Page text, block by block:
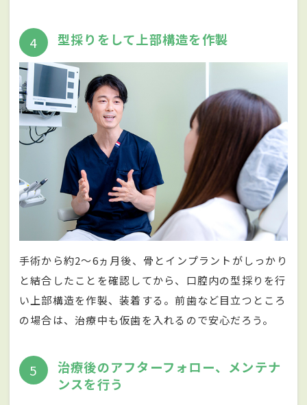
4 型採りをして上部構造を作製
手術から約2～6ヵ月後、骨とインプラントがしっかり
と結合したことを確認してから、口腔内の型採りを行
い上部構造を作製、装着する。前歯など目立つところ
の場合は、治療中も仮歯を入れるので安心だろう。
5
治療後のアフターフォロー、メンテナ
ンスを行う